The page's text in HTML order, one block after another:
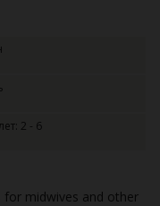
2 - 6
midwives and other